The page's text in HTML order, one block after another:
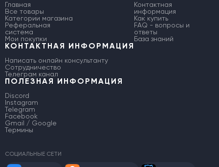
Главная
Все товары
Категории магазина
Реферальная
система
Мои покупки
Контактная
информация
Как купить
FAQ - вопросы и
ответы
База знаний
КОНТАКТНАЯ ИНФОРМАЦИЯ
Написать онлайн консультанту
Сотрудничество
Телеграм канал
ПОЛЕЗНАЯ ИНФОРМАЦИЯ
Discord
Instagram
Telegram
Facebook
Gmail / Google
Термины
СОЦИАЛЬНЫЕ СЕТИ